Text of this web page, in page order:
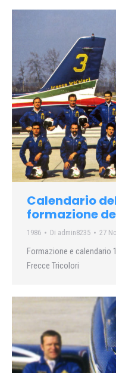
Calendario
formazione
1986 Di admin8235 27
Formazione e calendario
Frecce Tricolori